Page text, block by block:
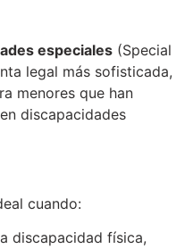
especiales (Special
legal más sofisticada,
menores que han
discapacidades
cuando:
discapacidad física,